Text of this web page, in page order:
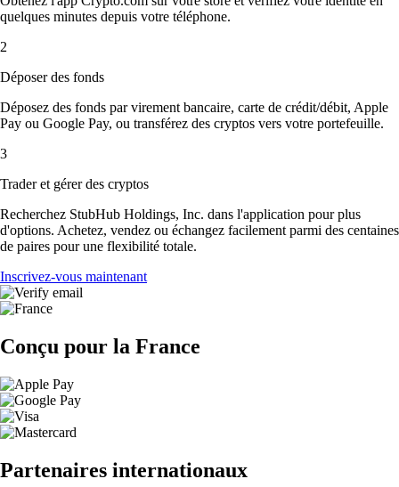
quelques minutes depuis votre téléphone.
2
Déposer des fonds
Déposez des fonds par virement bancaire, carte de crédit/débit, Apple
Pay ou Google Pay, ou transférez des cryptos vers votre portefeuille.
3
Trader et gérer des cryptos
Recherchez StubHub Holdings, Inc. dans l'application pour plus
d'options. Achetez, vendez ou échangez facilement parmi des centaines
de paires pour une flexibilité totale.
Inscrivez-vous maintenant
Conçu pour la France
Partenaires internationaux